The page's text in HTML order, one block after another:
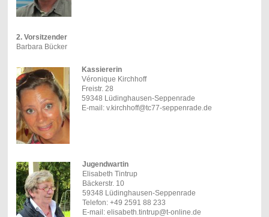
2. Vorsitzender
Barbara Bücker
Kassiererin
Véronique Kirchhoff
Freistr. 28
59348 Lüdinghausen-Seppenrade
E-mail: v.kirchhoff@tc77-seppenrade.de
Jugendwartin
Elisabeth Tintrup
Bäckerstr. 10
59348 Lüdinghausen-Seppenrade
Telefon: +49 2591 88 233
E-mail: elisabeth.tintrup@t-online.de